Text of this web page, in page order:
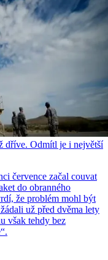
dříve. Odmítl je i největší
července začal couvat
do obranného
že problém mohl být
už před dvěma lety
však tehdy bez